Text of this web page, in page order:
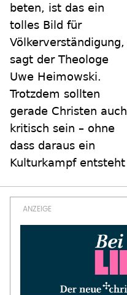
beten, ist das ein
tolles Bild für
Völkerverständigung,
sagt der Theologe
Uwe Heimowski.
Trotzdem sollten
gerade Christen auch
kritisch sein – ohne
dass daraus ein
Kulturkampf entsteht